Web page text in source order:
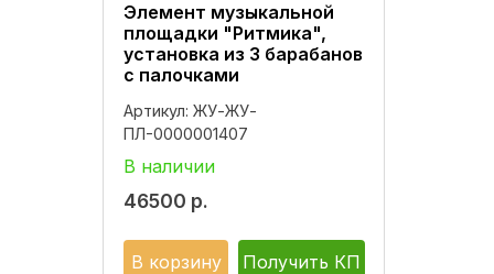
Элемент музыкальной
площадки "Ритмика",
установка из 3 барабанов
с палочками
Артикул: ЖУ-ЖУ-
ПЛ-0000001407
В наличии
46500 р.
В корзину Получить КП